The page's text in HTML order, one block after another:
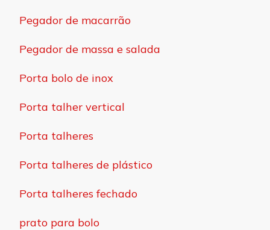
Pegador de macarrão
Pegador de massa e salada
Porta bolo de inox
Porta talher vertical
Porta talheres
Porta talheres de plástico
Porta talheres fechado
prato para bolo